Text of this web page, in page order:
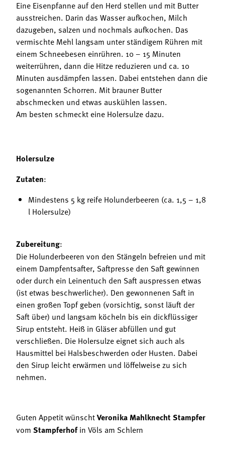
Eine Eisenpfanne auf den Herd stellen und mit Butter
ausstreichen. Darin das Wasser aufkochen, Milch
dazugeben, salzen und nochmals aufkochen. Das
vermischte Mehl langsam unter ständigem Rühren mit
einem Schneebesen einrühren. 10 – 15 Minuten
weiterrühren, dann die Hitze reduzieren und ca. 10
Minuten ausdämpfen lassen. Dabei entstehen dann die
sogenannten Schorren. Mit brauner Butter
abschmecken und etwas auskühlen lassen.
Am besten schmeckt eine Holersulze dazu.
Holersulze
Zutaten:
Mindestens 5 kg reife Holunderbeeren (ca. 1,5 – 1,8
l Holersulze)
Zubereitung:
Die Holunderbeeren von den Stängeln befreien und mit
einem Dampfentsafter, Saftpresse den Saft gewinnen
oder durch ein Leinentuch den Saft auspressen etwas
(ist etwas beschwerlicher). Den gewonnenen Saft in
einen großen Topf geben (vorsichtig, sonst läuft der
Saft über) und langsam köcheln bis ein dickflüssiger
Sirup entsteht. Heiß in Gläser abfüllen und gut
verschließen. Die Holersulze eignet sich auch als
Hausmittel bei Halsbeschwerden oder Husten. Dabei
den Sirup leicht erwärmen und löffelweise zu sich
nehmen.
Guten Appetit wünschtVeronika Mahlknecht Stampfer
vom Stampferhofin Völs am Schlern